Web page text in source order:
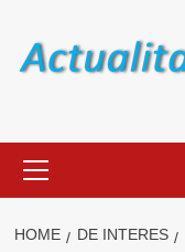
content
Menu
HOME DE INTERES